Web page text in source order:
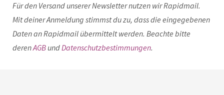
Für den Versand unserer Newsletter nutzen wir Rapidmail.
Mit deiner Anmeldung stimmst du zu, dass die eingegebenen
Daten an Rapidmail übermittelt werden. Beachte bitte
derenAGB undDatenschutzbestimmungen.